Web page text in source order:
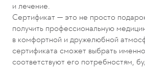
и лечение.
Сертификат — это не просто
получить профессиональную
в комфортной и дружелюбной
сертификата сможет выбрать
соответствуют его потребностям,